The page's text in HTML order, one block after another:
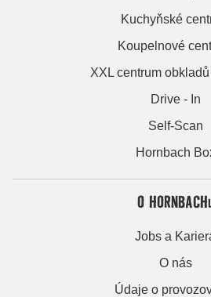
Kuchyňské
Koupelnové
XXL centrum
Drive - In
Self-Scan
Hornbach
O
Jobs a
O nás
Údaje o